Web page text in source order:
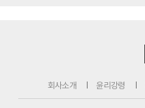
회사소개 윤리강령